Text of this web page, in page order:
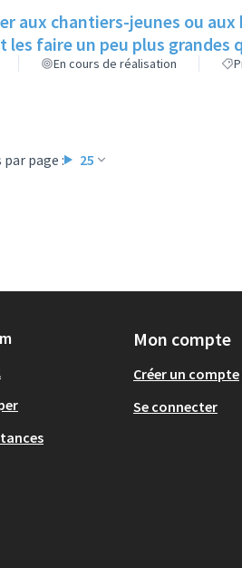
aux chantiers-jeunes ou
les faire un peu plus grandes
En cours de réalisation
page : 25
Mon compte
Créer un compte
Se connecter